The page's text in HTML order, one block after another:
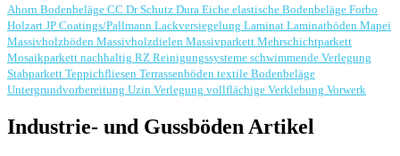
Ahorn Bodenbeläge CC Dr Schutz Dura Eiche elastische Bodenbeläge Forbo
Holzart JP Coatings/Pallmann Lackversiegelung Laminat Laminatböden Mapei
Massivholzböden Massivholzdielen Massivparkett Mehrschichtparkett
Mosaikparkett nachhaltig RZ Reinigungssysteme schwimmende Verlegung
Stabparkett Teppichfliesen Terrassenböden textile Bodenbeläge
Untergrundvorbereitung Uzin Verlegung vollflächige Verklebung Vorwerk
Industrie- und Gussböden Artikel